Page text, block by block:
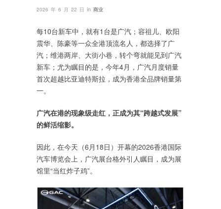
2026 年 6 月 22 日 in 商业
每10台新车中，就有1台是广汽；容祖儿、欧阳
震华、陈豪等一众全港顶流名人，都选择了广
汽；维港两岸、大街小巷，转个弯就能见到广汽
新车；尤为瞩目的是，今年4月，广汽月度销量
首次超越比亚迪特斯拉，成为香港全品牌销量第
一。
广汽在港的现象级走红，正成为其“跨越式发展”
的鲜活缩影。
因此，在今天（6月18日）开幕的2026香港国际
汽车博览会上，广汽展台格外引人瞩目，成为展
馆里“当红炸子鸡”。